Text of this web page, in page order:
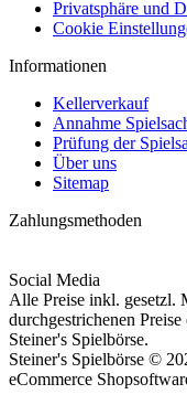
Privatsphäre und
Cookie
Informationen
Kellerverkauf
Annahme
Prüfung der
Über uns
Sitemap
Zahlungsmethoden
Social Media
Alle Preise inkl. gesetzl.
durchgestrichenen
Steiner's Spielbörse.
Steiner's Spielbörse ©
eCommerce